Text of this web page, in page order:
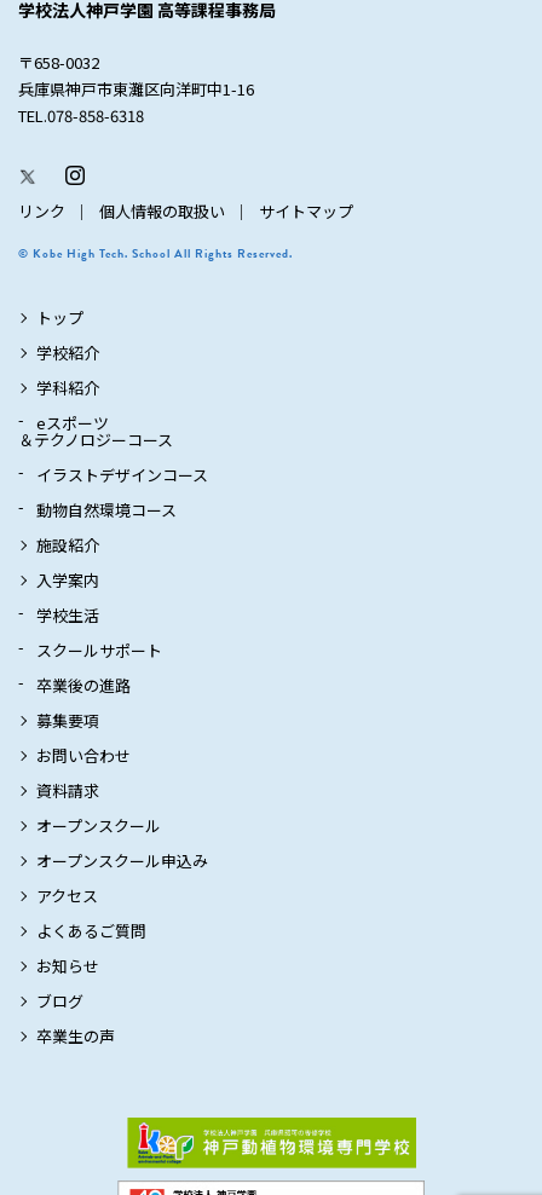
学校法人神戸学園 高等課程事務局
〒658-0032
兵庫県神戸市東灘区向洋町中1-16
TEL.078-858-6318
リンク 個人情報の取扱い サイトマップ
© Kobe High Tech. School All Rights Reserved.
トップ
学校紹介
学科紹介
eスポーツ
＆テクノロジーコース
イラストデザインコース
動物自然環境コース
施設紹介
入学案内
学校生活
スクールサポート
卒業後の進路
募集要項
お問い合わせ
資料請求
オープンスクール
オープンスクール申込み
アクセス
よくあるご質問
お知らせ
ブログ
卒業生の声